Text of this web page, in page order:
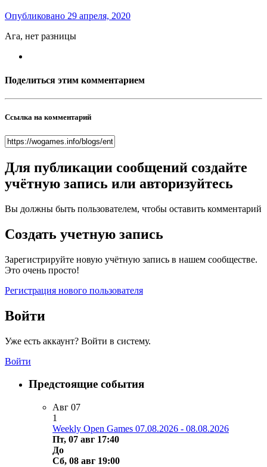
Опубликовано 29 апреля, 2020
Ага, нет разницы
Поделиться этим комментарием
Ссылка на комментарий
Для публикации сообщений создайте
учётную запись или авторизуйтесь
Вы должны быть пользователем, чтобы оставить комментарий
Создать учетную запись
Зарегистрируйте новую учётную запись в нашем сообществе.
Это очень просто!
Регистрация нового пользователя
Войти
Уже есть аккаунт? Войти в систему.
Войти
Предстоящие события
Авг 07
1
Weekly Open Games 07.08.2026 - 08.08.2026
Пт, 07 авг 17:40
До
Сб, 08 авг 19:00